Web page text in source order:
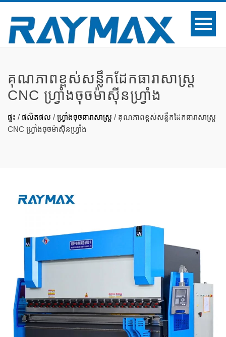
គុណភាពខ្ពស់សន្លឹកដែកធារាសាស្ត្រ
CNC ហ្វ្រាំងចុចម៉ាស៊ីនហ្វ្រាំង
ផ្ទះ / ផលិតផល / ហ្វ្រាំងចុចធារាសាស្ត្រ / គុណភាពខ្ពស់សន្លឹកដែកធារាសាស្ត្រ
CNC ហ្វ្រាំងចុចម៉ាស៊ីនហ្វ្រាំង